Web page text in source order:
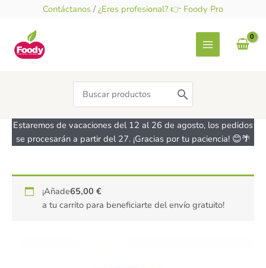
contenido
Contáctanos / ¿Eres profesional? 👉 Foody Pro
Search
for:
Estaremos de vacaciones del 12 al 26 de agosto, los pedidos
se procesarán a partir del 27. ¡Gracias por tu paciencia! 😊🌴
¡Añade65,00€
a tu carrito para beneficiarte del envío gratuito!